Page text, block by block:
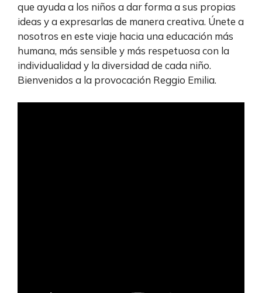
que ayuda a los niños a dar forma a sus propias
ideas y a expresarlas de manera creativa. Únete a
nosotros en este viaje hacia una educación más
humana, más sensible y más respetuosa con la
individualidad y la diversidad de cada niño.
Bienvenidos a la provocación Reggio Emilia.